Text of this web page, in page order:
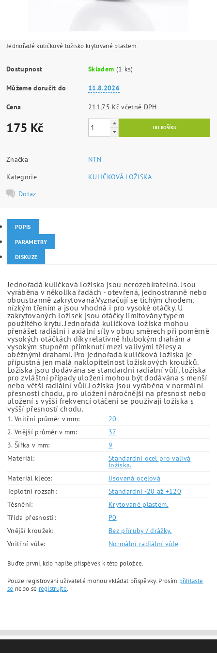
Jednořadé kuličkové ložisko krytované plastem.
Dostupnost Skladem (1 ks)
Můžeme doručit do 11.8.2026
Cena 211,75 Kč včetně DPH
175 Kč
Značka
NTN
Kategorie
KULIČKOVÁ LOŽISKA
Dotaz
POPIS
PARAMETRY
DISKUZE
Jednořadá kuličková ložiska jsou nerozebíratelná. Jsou
vyráběna v několika řadách - otevřená, jednostranně nebo
oboustranně zakrytovaná.Vyznačují se tichým chodem,
nízkým třením a jsou vhodná i pro vysoké otáčky. U
zakrytovaných ložisek jsou otáčky limitovány typem
použitého krytu. Jednořadá kuličková ložiska mohou
přenášet radiální i axiální síly v obou směrech při poměrně
vysokých otáčkách díky relativně hlubokým drahám a
vysokým stupněm přimknutí mezi valivými tělesy a
oběžnými drahami. Pro jednořadá kuličková ložiska je
přípustná jen malá naklopitelnost ložiskových kroužků.
Ložiska jsou dodávána se standardní radiální vůlí, ložiska
pro zvláštní případy uložení mohou být dodávána s menší
nebo větší radiální vůlí.Ložiska jsou vyráběna v normální
přesnosti chodu, pro uložení náročnější na přesnost nebo
uložení s vyšší frekvencí otáčení se používají ložiska s
vyšší přesností chodu.
1. Vnitřní průměr v mm:
20
2. Vnější průměr v mm:
37
3. Šířka v mm:
9
Materiál:
Standardní ocel pro valivá
ložiska.
Materiál klece:
lisovaná ocelová
Teplotní rozsah:
Standardní -20 až +120
Těsnění:
Krytované plastem.
Třída přesnosti:
P0
Vnější kroužek:
Bez příruby / drážky.
Vnitřní vůle:
Normální radiální vůle
Buďte první, kdo napíše příspěvek k této položce.
Pouze registrovaní uživatelé mohou vkládat příspěvky. Prosím přihlaste
se nebo se registrujte.